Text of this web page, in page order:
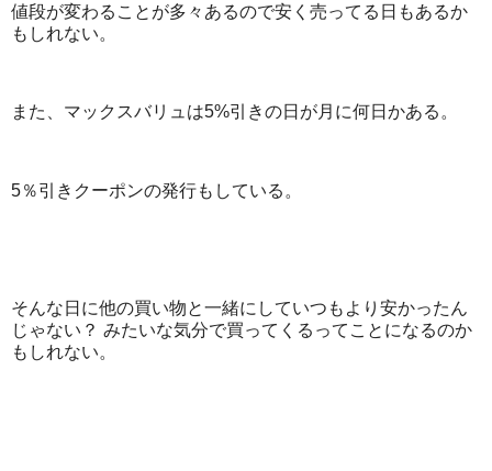
値段が変わることが多々あるので安く売ってる日もあるか
もしれない。
また、マックスバリュは5%引きの日が月に何日かある。
5％引きクーポンの発行もしている。
そんな日に他の買い物と一緒にしていつもより安かったん
じゃない？ みたいな気分で買ってくるってことになるのか
もしれない。